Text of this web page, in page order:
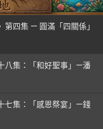
第四集 — 圓滿「四關係」
八集：「和好聖事」—潘
七集：「感恩祭宴」—錢